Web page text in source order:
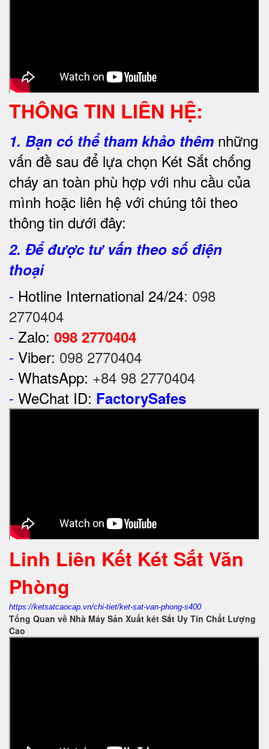
THÔNG TIN LIÊN HỆ:
1. Bạn có thể tham khảo thêm những
vấn đề sau để lựa chọn Két Sắt chống
cháy an toàn phù hợp với nhu cầu của
mình hoặc liên hệ với chúng tôi theo
thông tin dưới đây:
2. Để được tư vấn theo số điện
thoại
- Hotline International 24/24: 098
2770404
- Zalo: 098 2770404
- Viber: 098 2770404
- WhatsApp: +84 98 2770404
- WeChat ID: FactorySafes
Linh Liên Kết Két Sắt Văn
Phòng
https://ketsatcaocap.vn/chi-tiet/ket-sat-van-phong-s400
Tổng Quan về Nhà Máy Sản Xuất két Sắt Uy Tín Chất Lượng
Cao